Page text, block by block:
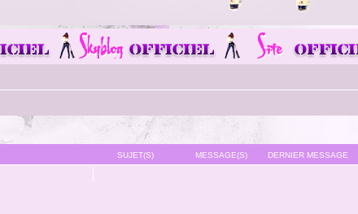
SUJET(S) MESSAGE(S) DERNIER MESSAGE